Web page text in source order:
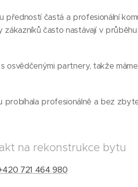
častá a profesionální
často nastávají v
osvědčenými partnery, takže
probíhala profesionálně a bez
na rekonstrukce bytu
721 464 980